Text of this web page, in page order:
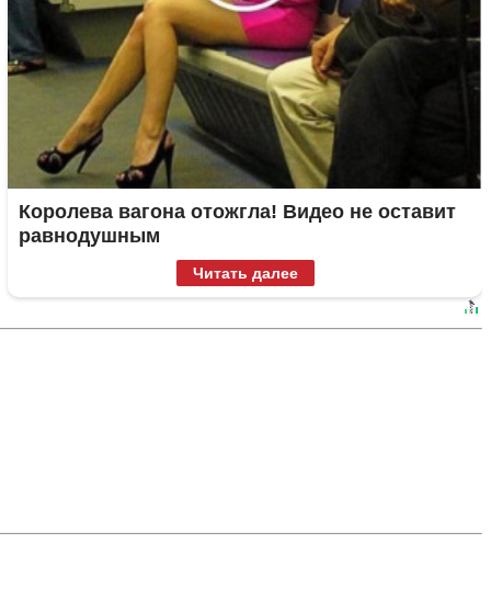
Королева вагона отожгла! Видео не оставит
равнодушным
Читать далее